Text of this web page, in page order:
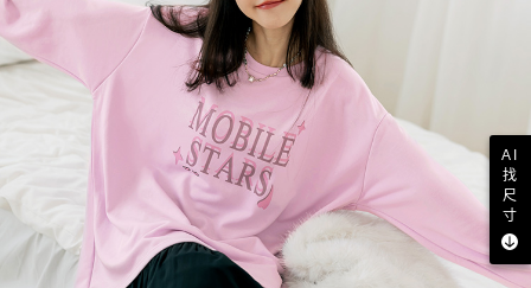
AI
找
尺
寸